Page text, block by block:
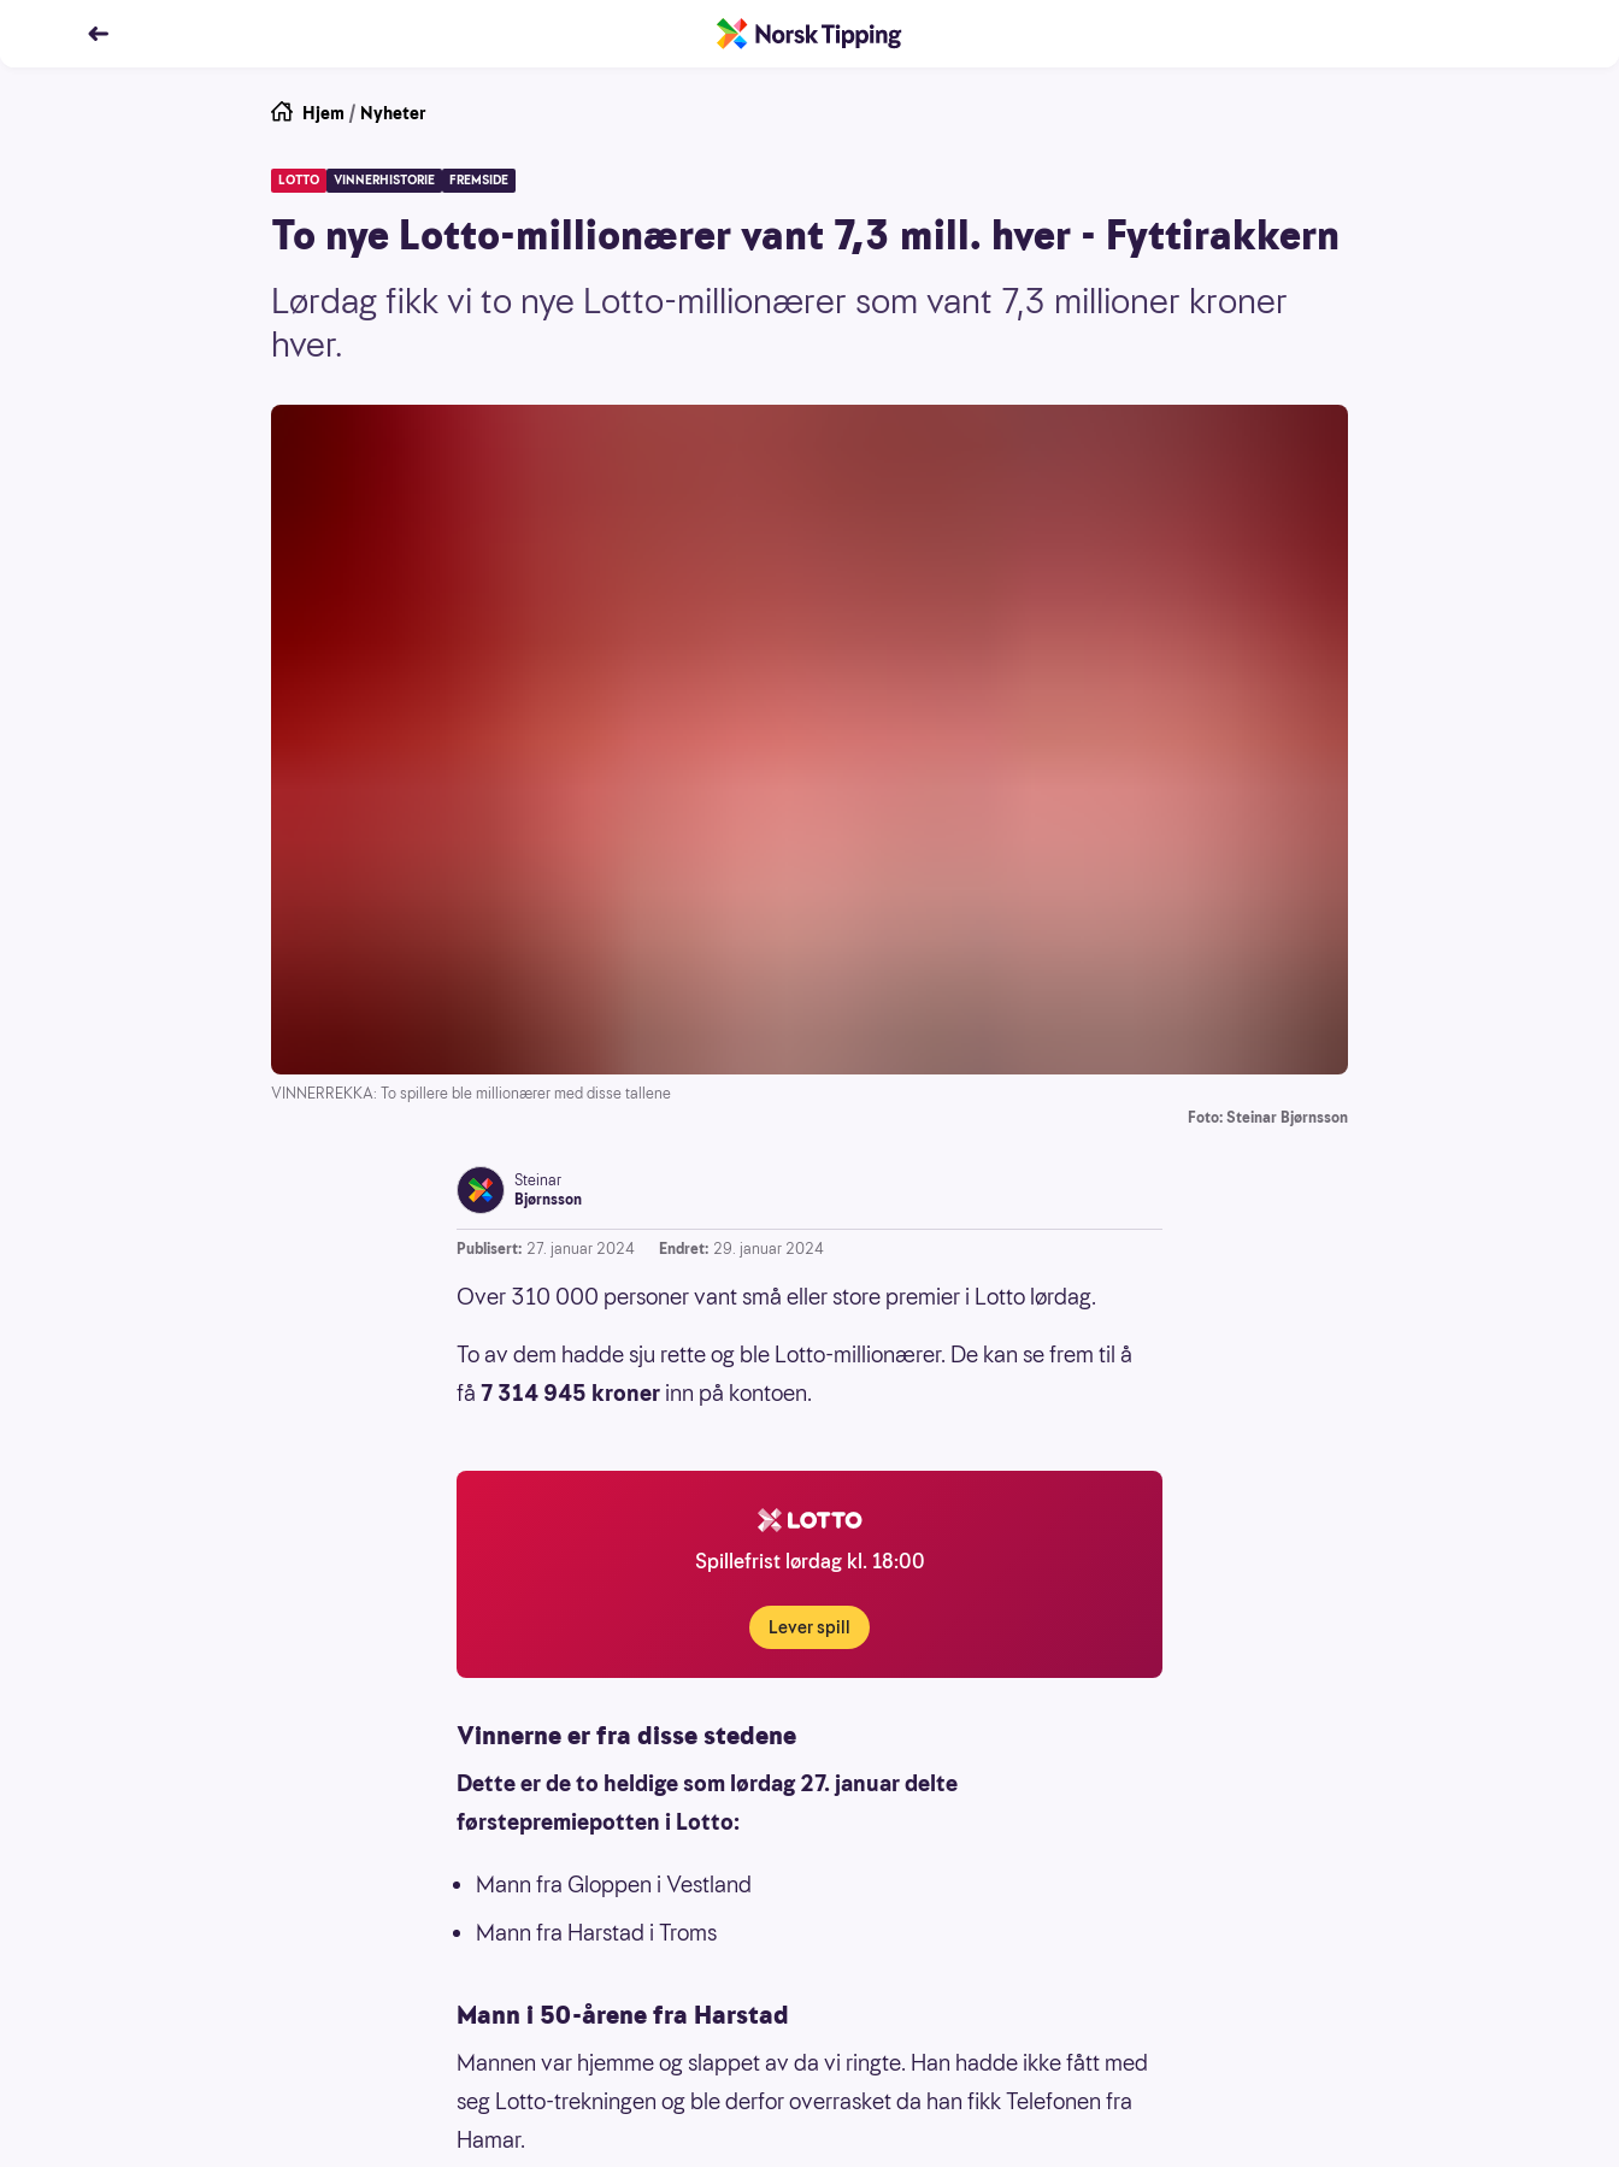
Hjem / Nyheter
LOTTO VINNERHISTORIE FREMSIDE
To nye Lotto-millionærer vant 7,3 mill. hver - Fyttirakkern
Lørdag fikk vi to nye Lotto-millionærer som vant 7,3 millioner kroner
hver.
VINNERREKKA: To spillere ble millionærer med disse tallene
Foto: Steinar Bjørnsson
Steinar
Bjørnsson
Publisert: 27. januar 2024 Endret: 29. januar 2024
Over 310 000 personer vant små eller store premier i Lotto lørdag.
To av dem hadde sju rette og ble Lotto-millionærer. De kan se frem til å
få 7 314 945 kroner inn på kontoen.
Spillefrist lørdag kl. 18:00
Lever spill
Vinnerne er fra disse stedene
Dette er de to heldige som lørdag 27. januar delte
førstepremiepotten i Lotto:
Mann fra Gloppen i Vestland
Mann fra Harstad i Troms
Mann i 50-årene fra Harstad
Mannen var hjemme og slappet av da vi ringte. Han hadde ikke fått med
seg Lotto-trekningen og ble derfor overrasket da han fikk Telefonen fra
Hamar.